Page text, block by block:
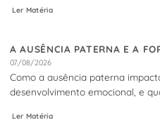
Ler Matéria
A AUSÊNCIA PATERNA E A
07/08/2026
Como a ausência paterna
desenvolvimento emocional, e
Ler Matéria